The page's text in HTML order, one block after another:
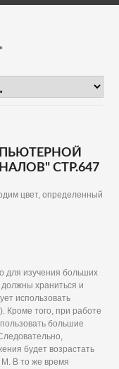
СТР.647
цвет, определенный
для изучения больших
храниться и
использовать
Кроме того, при работе
большие
будет возрастать
М. В то же время